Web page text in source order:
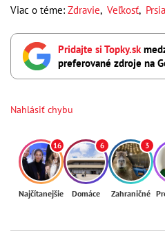
Viac o téme: Zdravie, Veľkosť, Prsia
Pridajte si Topky.sk
preferované zdroje na
Nahlásiť chybu
16
Najčítanejšie
6
Domáce
3
Zahraničné